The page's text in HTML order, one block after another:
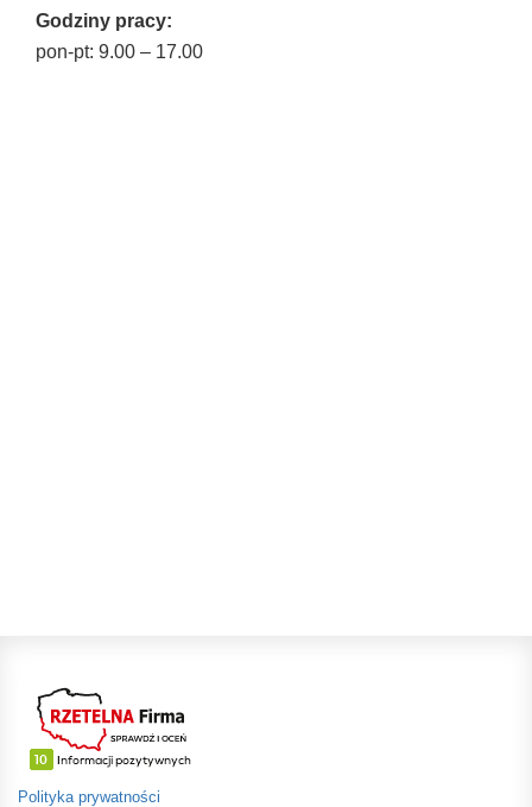
Godziny pracy:
pon-pt: 9.00 – 17.00
Polityka prywatności